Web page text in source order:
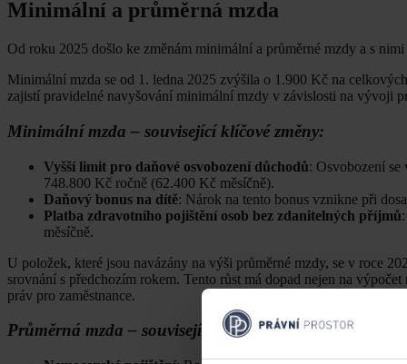
Minimální a průměrná mzda
Od roku 2025 došlo ke změnám minimální a průměrné mzdy a s
Minimální mzda se od 1. ledna 2025 zvýšila o 1.900 Kč na
zajistí pravidelné navyšování minimální mzdy v závislosti na vývoji
Minimální mzda – související klíčové změny:
Vyšší limit pro daňové osvobození důchodů: Osvobození se
748.800 Kč ročně (62.400 Kč měsíčně).
Daňový bonus na dítě: Nárok na tento bonus vznikne při
Platba zdravotního pojištění osob bez zdanitelných příjmů
měsíčně.
U položek, které jsou navázány na výši průměrné mzdy, se v roce
srovnání s předchozím rokem. Tento růst má dopad nejen na
práv pro zaměstnance.
Průměrná mzda – související klíčové změny: